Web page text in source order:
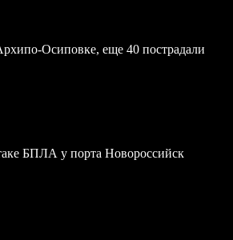
Осиповке, еще 40 пострадали
БПЛА у порта Новороссийск